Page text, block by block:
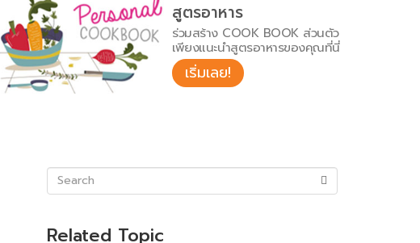
สูตรอาหาร
ร่วมสร้าง COOK BOOK ส่วนตัว
เพียงแนะนำสูตรอาหารของคุณที่นี่
เริ่มเลย!
Related Topic